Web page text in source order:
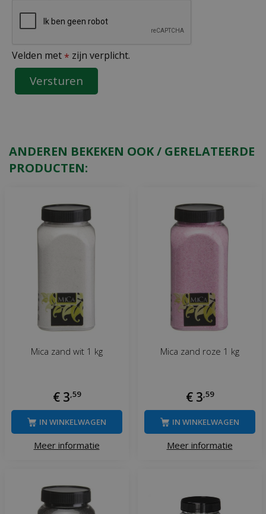
Velden met * zijn verplicht.
ANDEREN BEKEKEN OOK / GERELATEERDE
PRODUCTEN:
Mica zand wit 1 kg
€ 3,59
Meer informatie
IN WINKELWAGEN
Mica zand roze 1 kg
€ 3,59
Meer informatie
IN WINKELWAGEN